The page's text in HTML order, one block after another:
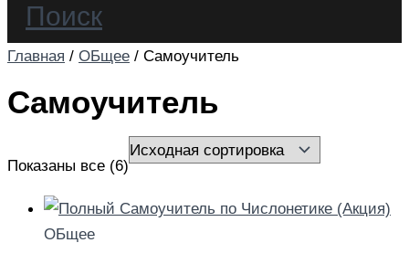
Поиск
Главная / ОБщее / Самоучитель
Самоучитель
Показаны все (6)
ОБщее